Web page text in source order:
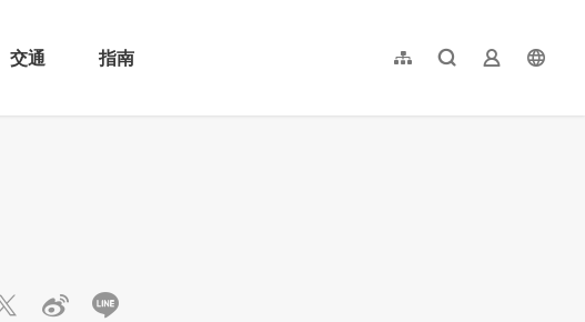
交通 指南 網站導覽全文檢索業者登入
简体中文